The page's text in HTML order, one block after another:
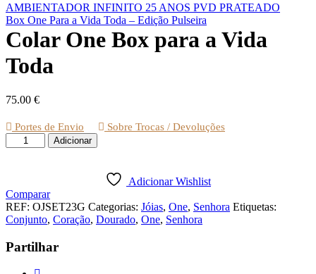
AMBIENTADOR INFINITO 25 ANOS PVD PRATEADO
Box One Para a Vida Toda – Edição Pulseira
Colar One Box para a Vida
Toda
75.00 €
Portes de Envio Sobre Trocas / Devoluções
Quantidade
de
Box
para
a
Vida
Toda
Adicionar
Adicionar Wishlist
Comparar
REF: OJSET23G Categorias: Jóias, One, Senhora Etiquetas:
Conjunto, Coração, Dourado, One, Senhora
Partilhar